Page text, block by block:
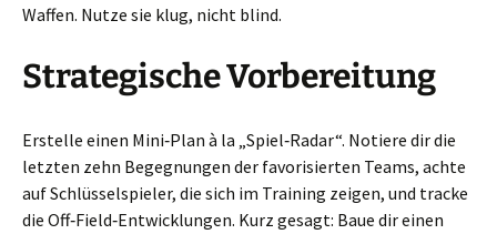
Waffen. Nutze sie klug, nicht blind.
Strategische Vorbereitung
Erstelle einen Mini‑Plan à la „Spiel‑Radar“. Notiere dir die
letzten zehn Begegnungen der favorisierten Teams, achte
auf Schlüsselspieler, die sich im Training zeigen, und tracke
die Off‑Field‑Entwicklungen. Kurz gesagt: Baue dir einen